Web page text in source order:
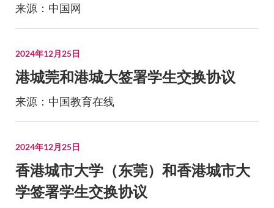
来源：中国网
2024年12月25日
港城莞和港城大签署学生交换协议
来源：中国教育在线
2024年12月25日
香港城市大学（东莞）和香港城市大
学签署学生交换协议